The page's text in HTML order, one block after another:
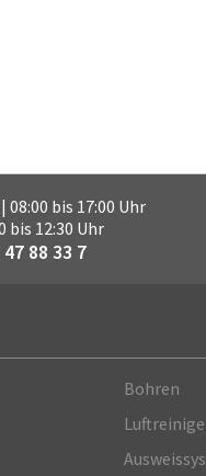
08:00 bis 17:00 Uhr
bis 12:30 Uhr
88 33 7
Bohren